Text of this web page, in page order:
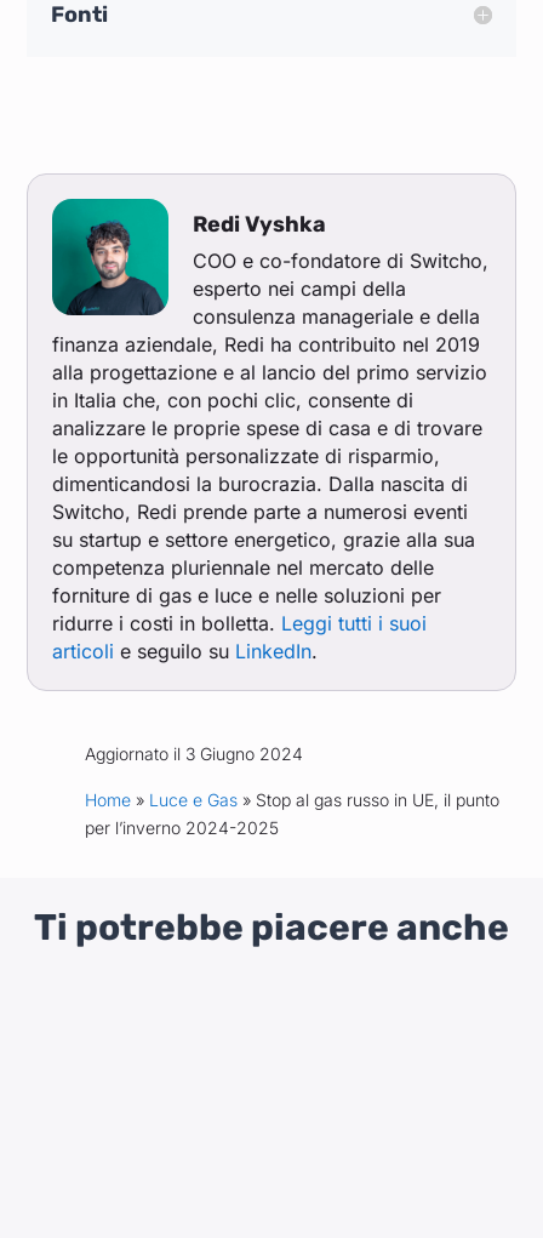
Fonti
Redi Vyshka
COO e co-fondatore di Switcho,
esperto nei campi della
consulenza manageriale e della
finanza aziendale, Redi ha contribuito nel 2019
alla progettazione e al lancio del primo servizio
in Italia che, con pochi clic, consente di
analizzare le proprie spese di casa e di trovare
le opportunità personalizzate di risparmio,
dimenticandosi la burocrazia. Dalla nascita di
Switcho, Redi prende parte a numerosi eventi
su startup e settore energetico, grazie alla sua
competenza pluriennale nel mercato delle
forniture di gas e luce e nelle soluzioni per
ridurre i costi in bolletta. Leggi tutti i suoi
articoli e seguilo su LinkedIn.
Aggiornato il 3 Giugno 2024
Home» Luce e Gas» Stop al gas russo in UE, il punto
per l’inverno 2024-2025
Ti potrebbe piacere anche